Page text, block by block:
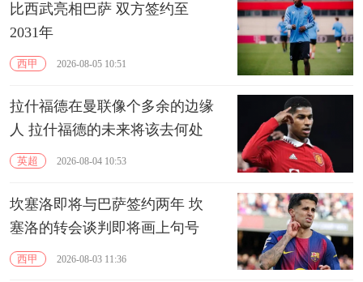
比西武亮相巴萨 双方签约至
2031年
西甲 2026-08-05 10:51
拉什福德在曼联像个多余的边缘
人 拉什福德的未来将该去何处
英超 2026-08-04 10:53
坎塞洛即将与巴萨签约两年 坎
塞洛的转会谈判即将画上句号
西甲 2026-08-03 11:36